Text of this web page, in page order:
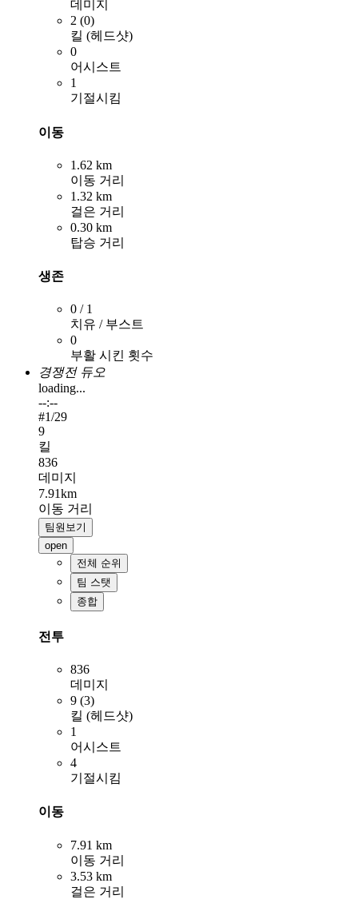
데미지
2 (0)
킬 (헤드샷)
0
어시스트
1
기절시킴
이동
1.62 km
이동 거리
1.32 km
걸은 거리
0.30 km
탑승 거리
생존
0 / 1
치유 / 부스트
0
부활 시킨 횟수
경쟁전 듀오
loading...
--:--
#1/29
9
킬
836
데미지
7.91km
이동 거리
팀원보기
open
전체 순위
팀 스탯
종합
전투
836
데미지
9 (3)
킬 (헤드샷)
1
어시스트
4
기절시킴
이동
7.91 km
이동 거리
3.53 km
걸은 거리